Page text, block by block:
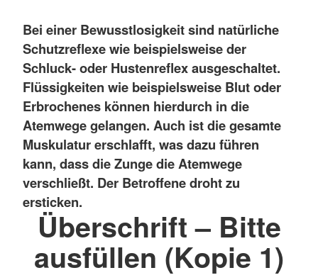
Bei einer Bewusstlosigkeit sind natürliche
Schutzreflexe wie beispielsweise der
Schluck- oder Hustenreflex ausgeschaltet.
Flüssigkeiten wie beispielsweise Blut oder
Erbrochenes können hierdurch in die
Atemwege gelangen. Auch ist die gesamte
Muskulatur erschlafft, was dazu führen
kann, dass die Zunge die Atemwege
verschließt. Der Betroffene droht zu
ersticken.
Überschrift – Bitte
ausfüllen (Kopie 1)